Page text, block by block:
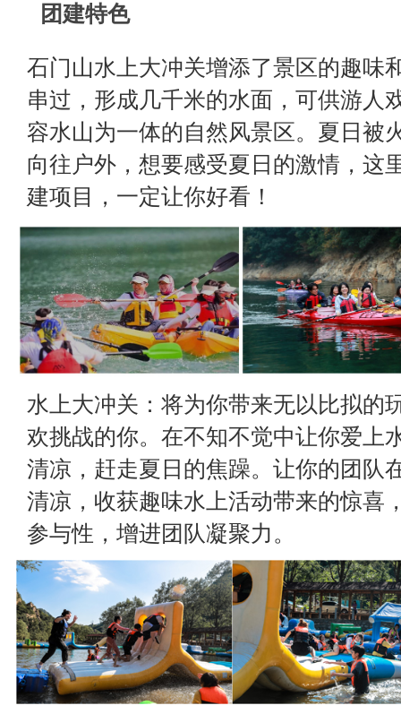
团建特色
石门山水上大冲关增添了景区的趣味
串过，形成几千米的水面，可供游人
容水山为一体的自然风景区。夏日被
向往户外，想要感受夏日的激情，这
建项目，一定让你好看！
水上大冲关：将为你带来无以比拟的
欢挑战的你。在不知不觉中让你爱上
清凉，赶走夏日的焦躁。让你的团队
清凉，收获趣味水上活动带来的惊喜
参与性，增进团队凝聚力。